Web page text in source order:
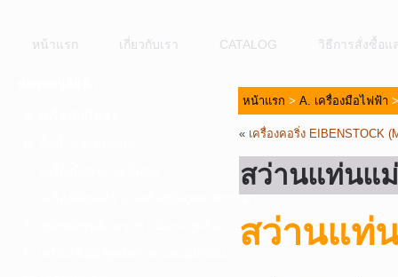
หน้าแรก เกี่ยวกับเรา CATALOG วิธีการสั่งซื้อแ
D. เครื่องมือก่อสร้าง-เครื่องมืออุตสาหกรรม
หน้าแรก > A. เครื่องมือไฟฟ้า
« เครื่องคอริ่ง EIBENSTOCK
สว่านแท่นแม่
สว่านแท่